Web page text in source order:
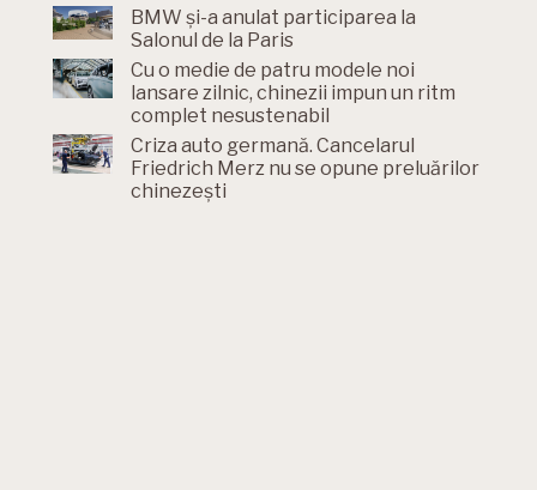
BMW și-a anulat participarea la
Salonul de la Paris
Cu o medie de patru modele noi
lansare zilnic, chinezii impun un ritm
complet nesustenabil
Criza auto germană. Cancelarul
Friedrich Merz nu se opune preluărilor
chinezești